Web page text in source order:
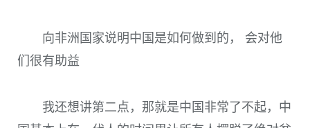
向非洲国家说明中国是如何做到的， 会对他
们很有助益
我还想讲第二点，那就是中国非常了不起，中